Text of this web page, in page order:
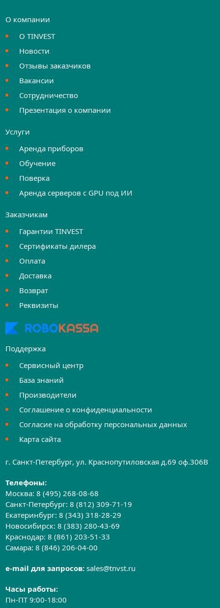
О компании
О TINVEST
Новости
Отзывы заказчиков
Вакансии
Сотрудничество
Презентация о компании
Услуги
Аренда приборов
Обучение
Поверка
Аренда серверов с GPU под ИИ
Заказчикам
Гарантии TINVEST
Сертификаты дилера
Оплата
Доставка
Возврат
Реквизиты
Поддержка
Сервисный центр
База знаний
Производители
Соглашение о конфиденциальности
Согласие на обработку персональных данных
Карта сайта
г. Санкт-Петербург, ул. Краснопутиловская д.69 оф.306B
Телефоны:
Москва:8 (495) 268-08-68
Санкт-Петербург:8 (812) 309-71-19
Екатеринбург:8 (343) 318-28-29
Новосибирск:8 (383) 280-43-69
Краснодар:8 (861) 203-51-33
Самара:8 (846) 206-04-00
e-mail для запросов:sales@tnvst.ru
Часы работы:
Пн-ПТ 9:00-18:00